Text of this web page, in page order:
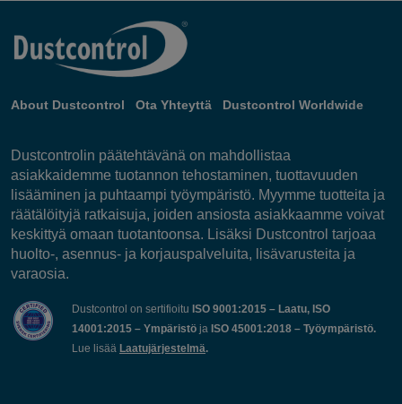
About Dustcontrol Ota Yhteyttä Dustcontrol Worldwide
Dustcontrolin päätehtävänä on mahdollistaa
asiakkaidemme tuotannon tehostaminen, tuottavuuden
lisääminen ja puhtaampi työympäristö. Myymme tuotteita ja
räätälöityjä ratkaisuja, joiden ansiosta asiakkaamme voivat
keskittyä omaan tuotantoonsa. Lisäksi Dustcontrol tarjoaa
huolto-, asennus- ja korjauspalveluita, lisävarusteita ja
varaosia.
Dustcontrol on sertifioitu ISO 9001:2015 – Laatu, ISO
14001:2015 – Ympäristö ja ISO 45001:2018 – Työympäristö.
Lue lisää Laatujärjestelmä.